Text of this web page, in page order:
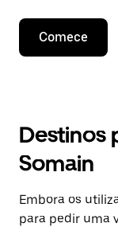
Comece
Destinos
Somain
Embora os
para pedir uma